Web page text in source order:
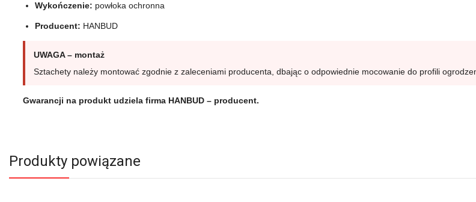
Wykończenie: powłoka ochronna
Producent: HANBUD
UWAGA – montaż
Sztachety należy montować zgodnie z zaleceniami producenta, dbając o odpowiednie mocowanie do profili
Gwarancji na produkt udziela firma HANBUD – producent.
Produkty powiązane